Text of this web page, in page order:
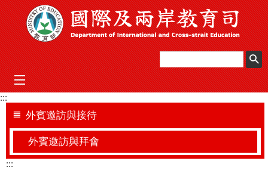
跳到主要內容區塊
mobile_menu
:::
外賓邀訪與接待
外賓邀訪與拜會
:::